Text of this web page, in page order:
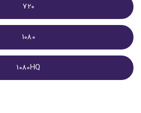
720
1080
1080HQ